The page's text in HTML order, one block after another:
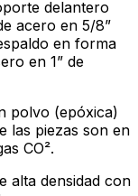
delantero
acero en 5/8”
en forma
en 1” de
polvo (epóxica)
las piezas son en
CO².
alta densidad con